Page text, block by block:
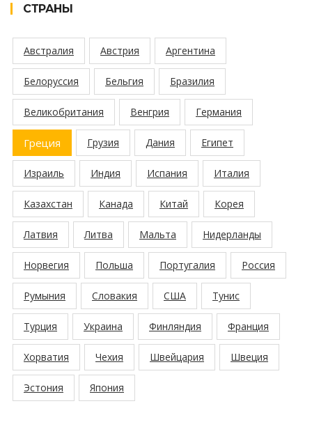
СТРАНЫ
Австралия Австрия Аргентина
Белоруссия Бельгия Бразилия
Великобритания Венгрия Германия
Греция Грузия Дания Египет
Израиль Индия Испания Италия
Казахстан Канада Китай Корея
Латвия Литва Мальта Нидерланды
Норвегия Польша Португалия Россия
Румыния Словакия США Тунис
Турция Украина Финляндия Франция
Хорватия Чехия Швейцария Швеция
Эстония Япония